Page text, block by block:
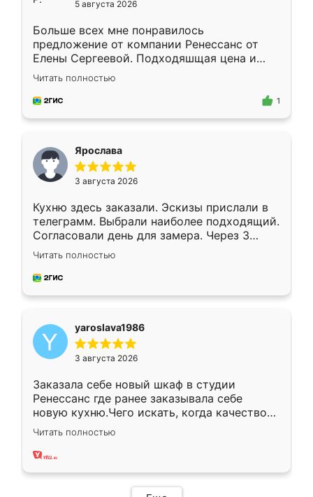
5 августа 2026
Больше всех мне понравилось
предложение от компании Ренессанс от
Елены Сергеевой. Подходяшщая цена и
короткие сроки изготовления. Приехавший
для замера сотрудник Владислав
предложил по моему эскизу самый
Читать полностью
1
Ярослава
3 августа 2026
Кухню здесь заказали. Эскизы прислали в
телеграмм. Выбрали наиболее подходящий.
Согласовали день для замера. Через 3
недели кухня была уже готова. Остались
довольны работой. Спасибо Ренессанс
мебель за качественную работу!
Читать полностью
yaroslava1986
3 августа 2026
Заказала себе новый шкаф в студии
Ренессанс где ранее заказывала себе
новую кухню.Чего искать, когда качеством
вполне довольна. Служит кухня уже почти
два года, нареканий нет.
Читать полностью